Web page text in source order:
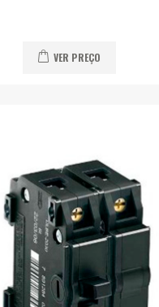
VER PREÇO